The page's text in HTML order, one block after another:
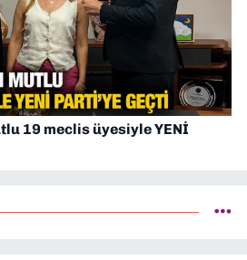
19 meclis üyesiyle YENİ